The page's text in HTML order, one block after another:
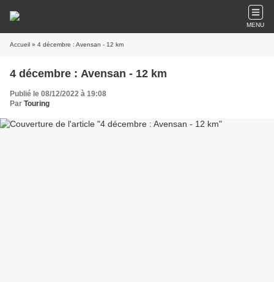
MENU
Accueil » 4 décembre : Avensan - 12 km
4 décembre : Avensan - 12 km
Publié le 08/12/2022 à 19:08
Par Touring